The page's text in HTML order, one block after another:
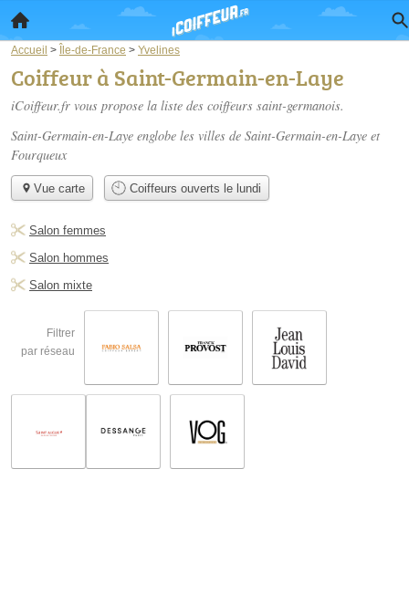
Accueil > Île-de-France > Yvelines
Coiffeur à Saint-Germain-en-Laye
iCoiffeur.fr vous propose la liste des coiffeurs saint-germanois.
Saint-Germain-en-Laye englobe les villes de Saint-Germain-en-Laye et
Fourqueux
Vue carte Coiffeurs ouverts le lundi
Salon femmes
Salon hommes
Salon mixte
Filtrer
par réseau